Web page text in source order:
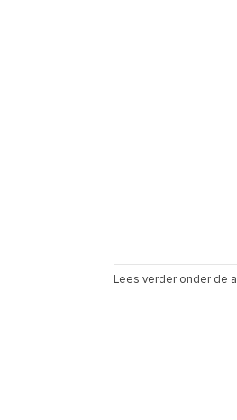
Lees verder onder de